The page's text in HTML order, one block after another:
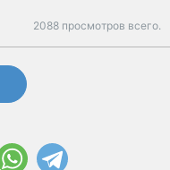
2088 просмотров всего.